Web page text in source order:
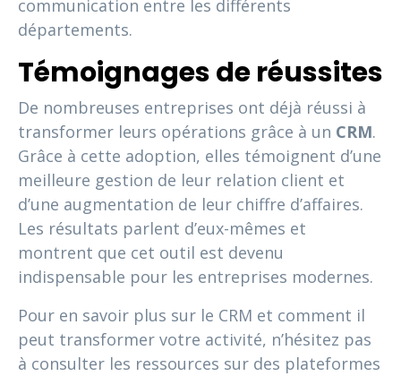
communication entre les différents
départements.
Témoignages de réussites
De nombreuses entreprises ont déjà réussi à
transformer leurs opérations grâce à un CRM.
Grâce à cette adoption, elles témoignent d’une
meilleure gestion de leur relation client et
d’une augmentation de leur chiffre d’affaires.
Les résultats parlent d’eux-mêmes et
montrent que cet outil est devenu
indispensable pour les entreprises modernes.
Pour en savoir plus sur le CRM et comment il
peut transformer votre activité, n’hésitez pas
à consulter les ressources sur des plateformes